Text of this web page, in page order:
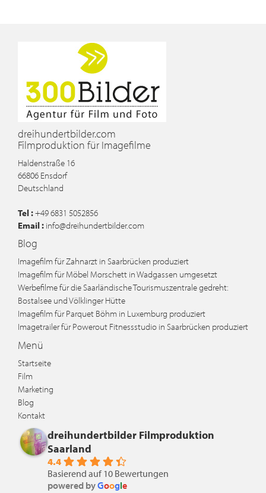
dreihundertbilder.com
Filmproduktion für Imagefilme
Haldenstraße 16
66806 Ensdorf
Deutschland
Tel :+49 6831 5052856
Email : info@dreihundertbilder.com
Blog
Imagefilm für Zahnarzt in Saarbrücken produziert
Imagefilm für Möbel Morschett in Wadgassen umgesetzt
Werbefilme für die Saarländische Tourismuszentrale gedreht:
Bostalsee und Völklinger Hütte
Imagefilm für Parquet Böhm in Luxemburg produziert
Imagetrailer für Powerout Fitnessstudio in Saarbrücken produziert
Menü
Startseite
Film
Marketing
Blog
Kontakt
dreihundertbilder Filmproduktion
Saarland
4.4
Basierend auf 10 Bewertungen
powered byGoogle